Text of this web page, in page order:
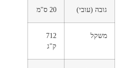
גובה (עובי) 20 ס"מ
משקל
712
ק"ג